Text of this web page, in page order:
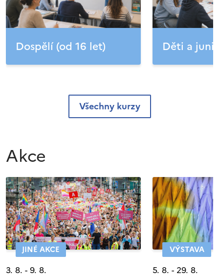
Dospělí (od 16 let) Děti a
Všechny kurzy
Akce
JINÉ AKCE
3. 8. - 9. 8.
VÝSTAVA
5. 8. - 29. 8.